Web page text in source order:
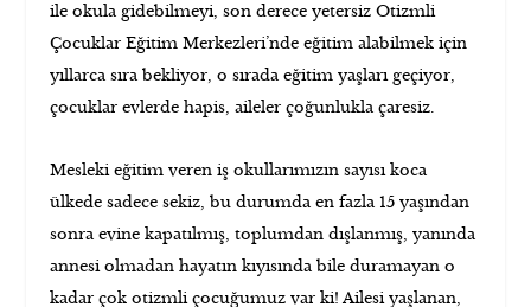
ile okula gidebilmeyi, son derece yetersiz Otizmli
Çocuklar Eğitim Merkezleri’nde eğitim alabilmek için
yıllarca sıra bekliyor, o sırada eğitim yaşları geçiyor,
çocuklar evlerde hapis, aileler çoğunlukla çaresiz.
Mesleki eğitim veren iş okullarımızın sayısı koca
ülkede sadece sekiz, bu durumda en fazla 15 yaşından
sonra evine kapatılmış, toplumdan dışlanmış, yanında
annesi olmadan hayatın kıyısında bile duramayan o
kadar çok otizmli çocuğumuz var ki! Ailesi yaşlanan,